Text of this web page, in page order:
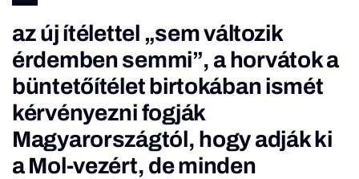
az új ítélettel „sem változik
érdemben semmi”, a horvátok a
büntetőítélet birtokában ismét
kérvényezni fogják
Magyarországtól, hogy adják ki
a Mol-vezért, de minden